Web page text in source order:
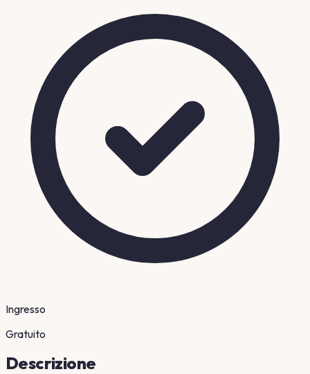
Ingresso
Gratuito
Descrizione